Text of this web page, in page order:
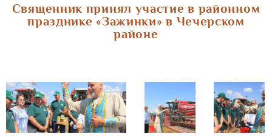
Священник принял участие в районном
празднике «Зажинки» в Чечерском
районе